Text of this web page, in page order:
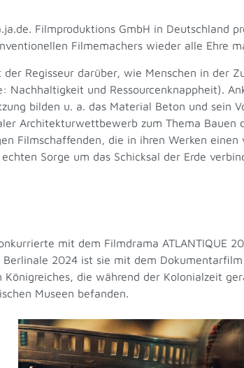
Filmproduktions GmbH in Deutschland
Filmemachers wieder alle Ehre
Regisseur darüber, wie Menschen in der
Nachhaltigkeit und Ressourcenknappheit).
bilden u. a. das Material Beton und sein
Architekturwettbewerb zum Thema Bauen
Filmschaffenden, die in ihren Werken einen
Sorge um das Schicksal der Erde
mit dem Filmdrama ATLANTIQUE
2024 ist sie mit dem Dokumentarfilm
die während der Kolonialzeit
Museen befanden.